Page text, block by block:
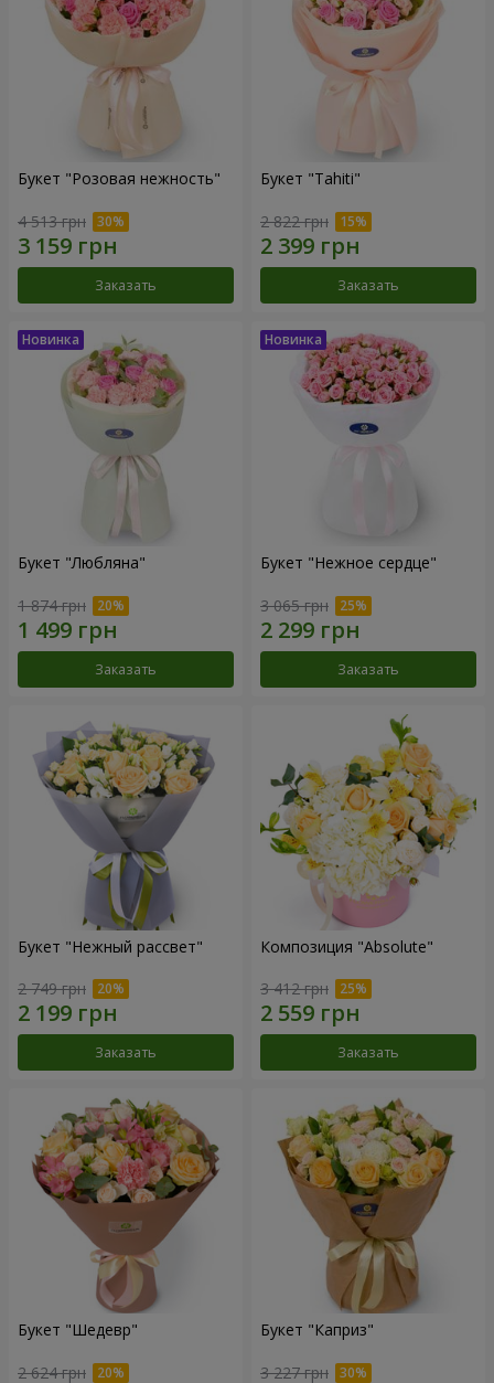
Букет "Розовая нежность"
4 513 грн
Заказать
Букет "Tahiti"
2 822 грн
Заказать
Букет "Любляна"
1 874 грн
Заказать
Букет "Нежное сердце"
3 065 грн
Заказать
Букет "Нежный рассвет"
2 749 грн
Заказать
Композиция "Absolute"
3 412 грн
Заказать
Букет "Шедевр"
2 624 грн
Букет "Каприз"
3 227 грн